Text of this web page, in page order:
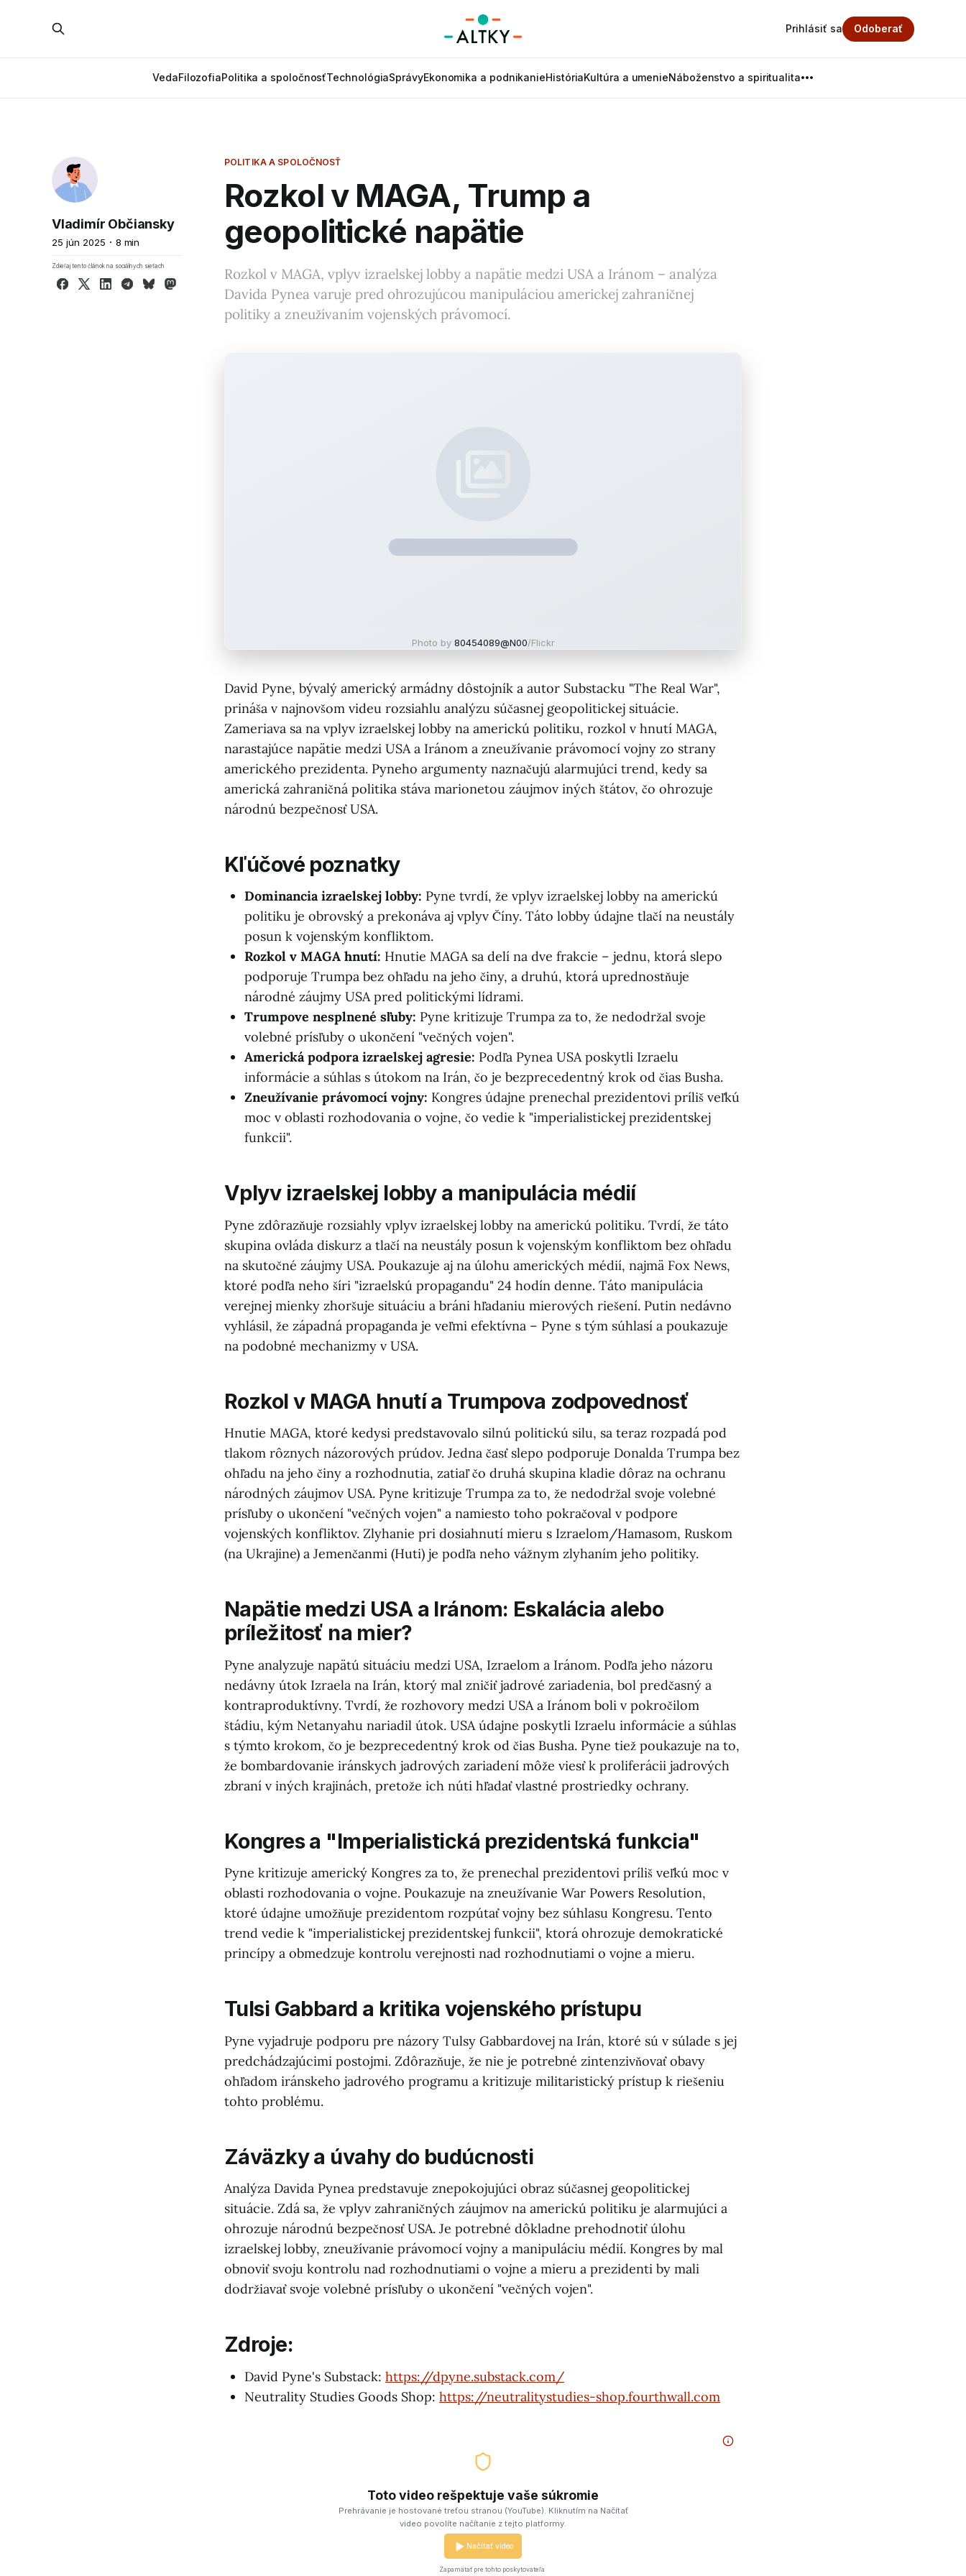
VedaFilozofiaPolitika a spoločnosťTechnológiaSprávyEkonomika a podnikanieHistóriaKultúra a umenieNáboženstvo a spiritualita
Prihlásiť sa Odoberať
POLITIKA A SPOLOČNOSŤ
Rozkol v MAGA, Trump a
geopolitické napätie
Rozkol v MAGA, vplyv izraelskej lobby a napätie medzi USA a Iránom – analýza
Davida Pynea varuje pred ohrozujúcou manipuláciou americkej zahraničnej
politiky a zneužívaním vojenských právomocí.
Vladimír Občiansky
25 jún 2025 8 min
Zdieľaj tento článok na sociálnych sieťach
Facebook
X LinkedInTelegram
BlueskyMastodon
Photo by 80454089@N00/Flickr
David Pyne, bývalý americký armádny dôstojník a autor Substacku "The Real War",
prináša v najnovšom videu rozsiahlu analýzu súčasnej geopolitickej situácie.
Zameriava sa na vplyv izraelskej lobby na americkú politiku, rozkol v hnutí MAGA,
narastajúce napätie medzi USA a Iránom a zneužívanie právomocí vojny zo strany
amerického prezidenta. Pyneho argumenty naznačujú alarmujúci trend, kedy sa
americká zahraničná politika stáva marionetou záujmov iných štátov, čo ohrozuje
národnú bezpečnosť USA.
Kľúčové poznatky
Dominancia izraelskej lobby: Pyne tvrdí, že vplyv izraelskej lobby na americkú
politiku je obrovský a prekonáva aj vplyv Číny. Táto lobby údajne tlačí na neustály
posun k vojenským konfliktom.
Rozkol v MAGA hnutí: Hnutie MAGA sa delí na dve frakcie – jednu, ktorá slepo
podporuje Trumpa bez ohľadu na jeho činy, a druhú, ktorá uprednostňuje
národné záujmy USA pred politickými lídrami.
Trumpove nesplnené sľuby: Pyne kritizuje Trumpa za to, že nedodržal svoje
volebné prísľuby o ukončení "večných vojen".
Americká podpora izraelskej agresie: Podľa Pynea USA poskytli Izraelu
informácie a súhlas s útokom na Irán, čo je bezprecedentný krok od čias Busha.
Zneužívanie právomocí vojny: Kongres údajne prenechal prezidentovi príliš veľkú
moc v oblasti rozhodovania o vojne, čo vedie k "imperialistickej prezidentskej
funkcii".
Vplyv izraelskej lobby a manipulácia médií
Pyne zdôrazňuje rozsiahly vplyv izraelskej lobby na americkú politiku. Tvrdí, že táto
skupina ovláda diskurz a tlačí na neustály posun k vojenským konfliktom bez ohľadu
na skutočné záujmy USA. Poukazuje aj na úlohu amerických médií, najmä Fox News,
ktoré podľa neho šíri "izraelskú propagandu" 24 hodín denne. Táto manipulácia
verejnej mienky zhoršuje situáciu a bráni hľadaniu mierových riešení. Putin nedávno
vyhlásil, že západná propaganda je veľmi efektívna – Pyne s tým súhlasí a poukazuje
na podobné mechanizmy v USA.
Rozkol v MAGA hnutí a Trumpova zodpovednosť
Hnutie MAGA, ktoré kedysi predstavovalo silnú politickú silu, sa teraz rozpadá pod
tlakom rôznych názorových prúdov. Jedna časť slepo podporuje Donalda Trumpa bez
ohľadu na jeho činy a rozhodnutia, zatiaľ čo druhá skupina kladie dôraz na ochranu
národných záujmov USA. Pyne kritizuje Trumpa za to, že nedodržal svoje volebné
prísľuby o ukončení "večných vojen" a namiesto toho pokračoval v podpore
vojenských konfliktov. Zlyhanie pri dosiahnutí mieru s Izraelom/Hamasom, Ruskom
(na Ukrajine) a Jemenčanmi (Huti) je podľa neho vážnym zlyhaním jeho politiky.
Napätie medzi USA a Iránom: Eskalácia alebo
príležitosť na mier?
Pyne analyzuje napätú situáciu medzi USA, Izraelom a Iránom. Podľa jeho názoru
nedávny útok Izraela na Irán, ktorý mal zničiť jadrové zariadenia, bol predčasný a
kontraproduktívny. Tvrdí, že rozhovory medzi USA a Iránom boli v pokročilom
štádiu, kým Netanyahu nariadil útok. USA údajne poskytli Izraelu informácie a súhlas
s týmto krokom, čo je bezprecedentný krok od čias Busha. Pyne tiež poukazuje na to,
že bombardovanie iránskych jadrových zariadení môže viesť k proliferácii jadrových
zbraní v iných krajinách, pretože ich núti hľadať vlastné prostriedky ochrany.
Kongres a "Imperialistická prezidentská funkcia"
Pyne kritizuje americký Kongres za to, že prenechal prezidentovi príliš veľkú moc v
oblasti rozhodovania o vojne. Poukazuje na zneužívanie War Powers Resolution,
ktoré údajne umožňuje prezidentom rozpútať vojny bez súhlasu Kongresu. Tento
trend vedie k "imperialistickej prezidentskej funkcii", ktorá ohrozuje demokratické
princípy a obmedzuje kontrolu verejnosti nad rozhodnutiami o vojne a mieru.
Tulsi Gabbard a kritika vojenského prístupu
Pyne vyjadruje podporu pre názory Tulsy Gabbardovej na Irán, ktoré sú v súlade s jej
predchádzajúcimi postojmi. Zdôrazňuje, že nie je potrebné zintenzivňovať obavy
ohľadom iránskeho jadrového programu a kritizuje militaristický prístup k riešeniu
tohto problému.
Záväzky a úvahy do budúcnosti
Analýza Davida Pynea predstavuje znepokojujúci obraz súčasnej geopolitickej
situácie. Zdá sa, že vplyv zahraničných záujmov na americkú politiku je alarmujúci a
ohrozuje národnú bezpečnosť USA. Je potrebné dôkladne prehodnotiť úlohu
izraelskej lobby, zneužívanie právomocí vojny a manipuláciu médií. Kongres by mal
obnoviť svoju kontrolu nad rozhodnutiami o vojne a mieru a prezidenti by mali
dodržiavať svoje volebné prísľuby o ukončení "večných vojen".
Zdroje:
David Pyne's Substack: https://dpyne.substack.com/
Neutrality Studies Goods Shop: https://neutralitystudies-shop.fourthwall.com
Toto video rešpektuje vaše súkromie
Prehrávanie je hostované treťou stranou (YouTube). Kliknutím na Načítať
video povolíte načítanie z tejto platformy.
Načítať video
Zapamätať pre tohto poskytovateľa